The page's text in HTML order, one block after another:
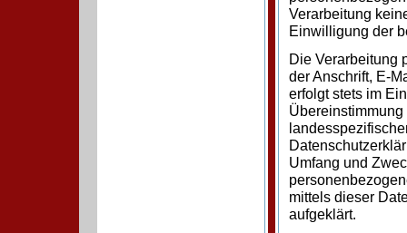
Verarbeitung
Einwilligung der
Die Verarbeitung
der Anschrift, E-
erfolgt stets im
Umfang und
mittels dieser
aufgeklärt.